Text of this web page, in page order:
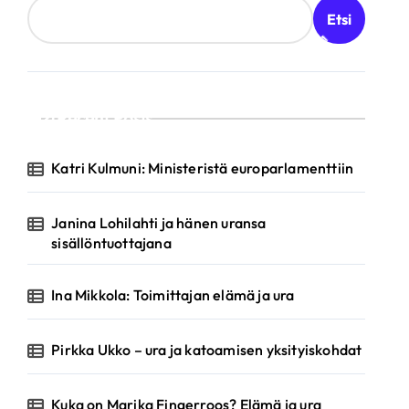
Etsi
Recent Posts
Katri Kulmuni: Ministeristä europarlamenttiin
Janina Lohilahti ja hänen uransa
sisällöntuottajana
Ina Mikkola: Toimittajan elämä ja ura
Pirkka Ukko – ura ja katoamisen yksityiskohdat
Kuka on Marika Fingerroos? Elämä ja ura